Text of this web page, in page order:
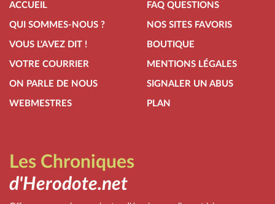
ACCUEIL
QUI SOMMES-NOUS ?
VOUS L'AVEZ DIT !
VOTRE COURRIER
ON PARLE DE NOUS
WEBMESTRES
FAQ QUESTIONS
NOS SITES FAVORIS
BOUTIQUE
MENTIONS LÉGALES
SIGNALER UN ABUS
PLAN
Les Chroniques
d'Herodote.net